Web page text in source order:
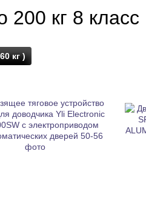
200 кг 8 класс
кг )